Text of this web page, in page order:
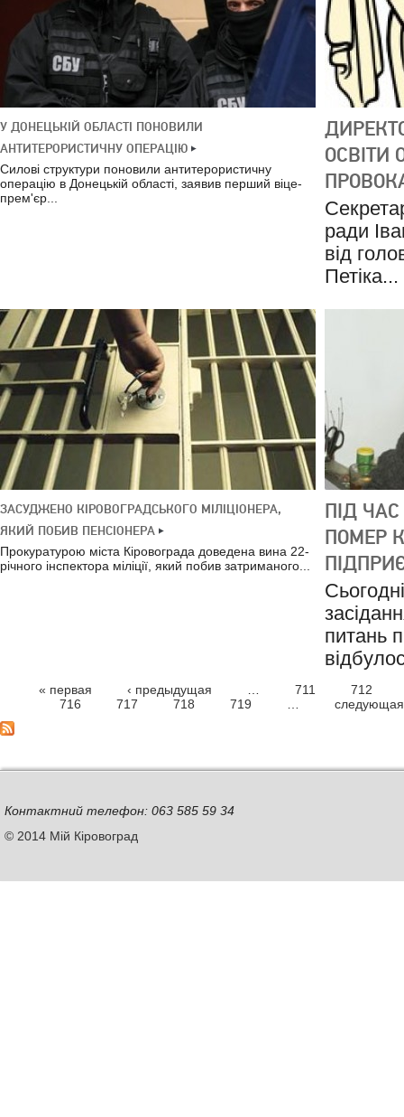
У ДОНЕЦЬКІЙ ОБЛАСТІ ПОНОВИЛИ
АНТИТЕРОРИСТИЧНУ ОПЕРАЦІЮ
Силові структури поновили антитерористичну
операцію в Донецькій області, заявив перший віце-
прем'єр...
ради
від
Петіка...
ЗАСУДЖЕНО КІРОВОГРАДСЬКОГО МІЛІЦІОНЕРА,
ЯКИЙ ПОБИВ ПЕНСІОНЕРА
Прокуратурою міста Кіровограда доведена вина 22-
річного інспектора міліції, який побив затриманого...
ПІД
ПОМЕР
питань
СТОРІНКИ« первая ‹ предыдущая 711
712
716
717 718 719 следующая
Контактний телефон: 063 585 59 34
© 2014 Мій Кіровоград